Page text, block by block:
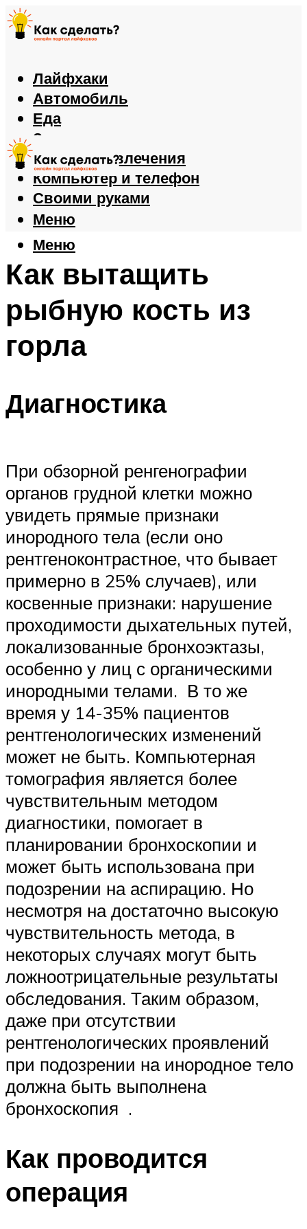
Лайфхаки
Автомобиль
Еда
Здоровье
Игры и развлечения
Компьютер и телефон
Своими руками
Меню
Меню
Как вытащить
рыбную кость из
горла
Диагностика
При обзорной ренгенографии
органов грудной клетки можно
увидеть прямые признаки
инородного тела (если оно
рентгеноконтрастное, что бывает
примерно в 25% случаев), или
косвенные признаки: нарушение
проходимости дыхательных путей,
локализованные бронхоэктазы,
особенно у лиц с органическими
инородными телами. В то же
время у 14-35% пациентов
рентгенологических изменений
может не быть. Компьютерная
томография является более
чувствительным методом
диагностики, помогает в
планировании бронхоскопии и
может быть использована при
подозрении на аспирацию. Но
несмотря на достаточно высокую
чувствительность метода, в
некоторых случаях могут быть
ложноотрицательные результаты
обследования. Таким образом,
даже при отсутствии
рентгенологических проявлений
при подозрении на инородное тело
должна быть выполнена
бронхоскопия .
Как проводится
операция